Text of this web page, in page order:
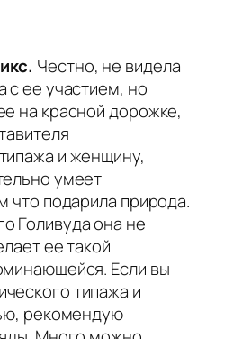
Честно, не видела
с ее участием, но
на красной дорожке,
и женщину,
умеет
что подарила природа.
Голивуда она не
ее такой
Если вы
типажа и
рекомендую